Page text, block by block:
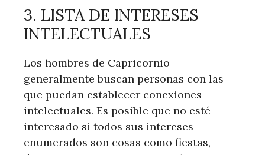
3. LISTA DE INTERESES
INTELECTUALES
Los hombres de Capricornio
generalmente buscan personas con las
que puedan establecer conexiones
intelectuales. Es posible que no esté
interesado si todos sus intereses
enumerados son cosas como fiestas,